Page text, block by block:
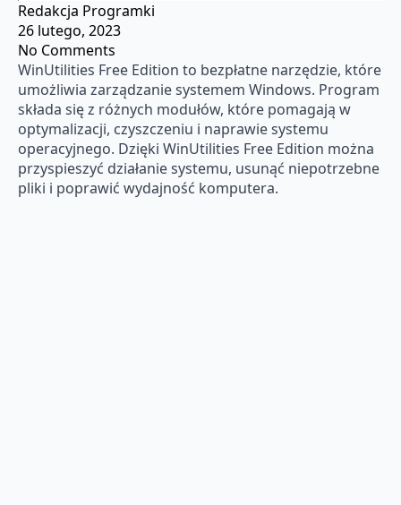
Redakcja Programki
26 lutego, 2023
No Comments
WinUtilities Free Edition to bezpłatne narzędzie, które
umożliwia zarządzanie systemem Windows. Program
składa się z różnych modułów, które pomagają w
optymalizacji, czyszczeniu i naprawie systemu
operacyjnego. Dzięki WinUtilities Free Edition można
przyspieszyć działanie systemu, usunąć niepotrzebne
pliki i poprawić wydajność komputera.